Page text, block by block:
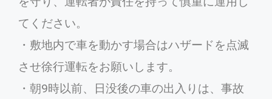
てください。
・敷地内で車を動かす場合はハザードを点滅
させ徐行運転をお願いします。
・朝9時以前、日没後の車の出入りは、事故